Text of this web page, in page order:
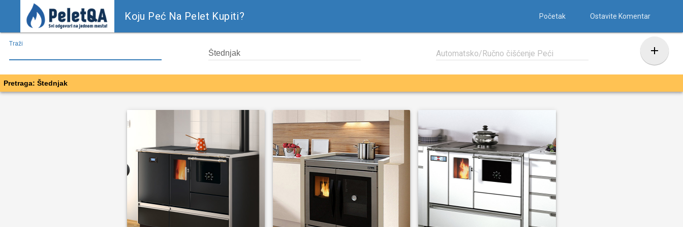
Koju Peć Na Pelet Kupiti? Početak Ostavite Komentar
Traži
Automatsko/Ručno čišćenje Peći add
Pretraga: Štednjak